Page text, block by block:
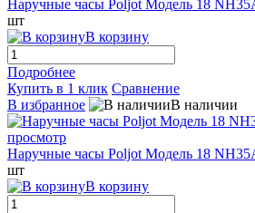
Наручные часы Poljot Модель 18
шт
В корзину
Подробнее
Купить в 1 клик Сравнение
В избранное
В наличии
просмотр
Наручные часы Poljot Модель 18
шт
В корзину